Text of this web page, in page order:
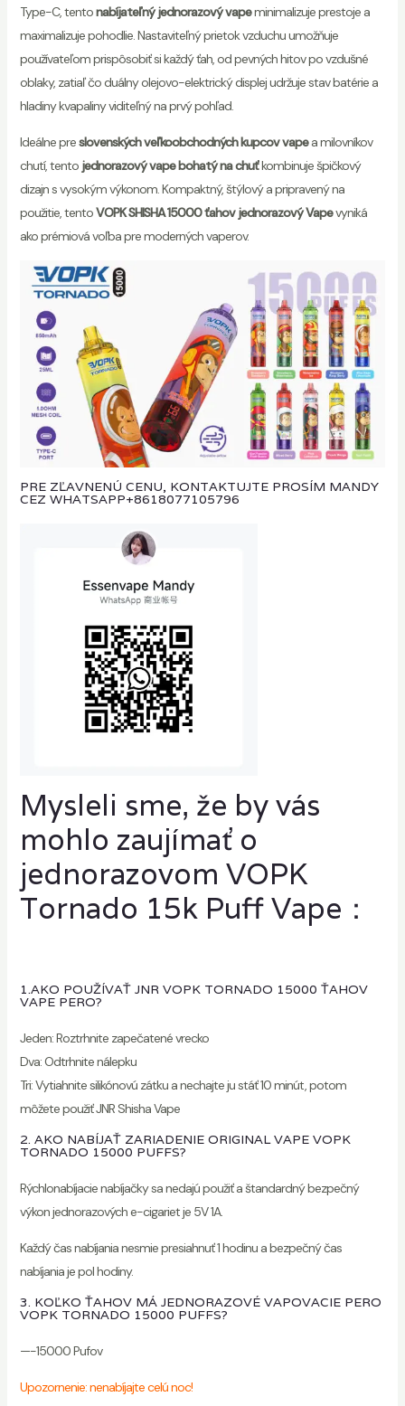
Type-C, tentonabíjateľný jednorazový vapeminimalizuje prestoje a
maximalizuje pohodlie. Nastaviteľný prietok vzduchu umožňuje
používateľom prispôsobiť si každý ťah, od pevných hitov po vzdušné
oblaky, zatiaľ čo duálny olejovo-elektrický displej udržuje stav batérie a
hladiny kvapaliny viditeľný na prvý pohľad.
Ideálne preslovenských veľkoobchodných kupcov vapea milovníkov
chutí, tento jednorazový vape bohatý na chuťkombinuje špičkový
dizajn s vysokým výkonom. Kompaktný, štýlový a pripravený na
použitie, tentoVOPK SHISHA 15000 ťahov jednorazový Vapevyniká
ako prémiová voľba pre moderných vaperov.
PRE ZĽAVNENÚ CENU, KONTAKTUJTE PROSÍM MANDY
CEZ WHATSAPP+8618077105796
Mysleli sme, že by vás
mohlo zaujímať o
jednorazovom VOPK
Tornado 15k Puff Vape：
1.AKO POUŽÍVAŤ JNR VOPK TORNADO 15000 ŤAHOV
VAPE PERO?
Jeden: Roztrhnite zapečatené vrecko
Dva: Odtrhnite nálepku
Tri: Vytiahnite silikónovú zátku a nechajte ju stáť 10 minút, potom
môžete použiť JNR Shisha Vape
2. AKO NABÍJAŤ ZARIADENIE ORIGINAL VAPE VOPK
TORNADO 15000 PUFFS?
Rýchlonabíjacie nabíjačky sa nedajú použiť a štandardný bezpečný
výkon jednorazových e-cigariet je 5V 1A.
Každý čas nabíjania nesmie presiahnuť 1 hodinu a bezpečný čas
nabíjania je pol hodiny.
3. KOĽKO ŤAHOV MÁ JEDNORAZOVÉ VAPOVACIE PERO
VOPK TORNADO 15000 PUFFS?
—-15000 Pufov
Upozornenie: nenabíjajte celú noc!